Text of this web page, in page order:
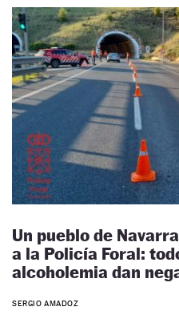
Un pueblo de
a la Policía Foral:
alcoholemia dan
SERGIO AMADOZ